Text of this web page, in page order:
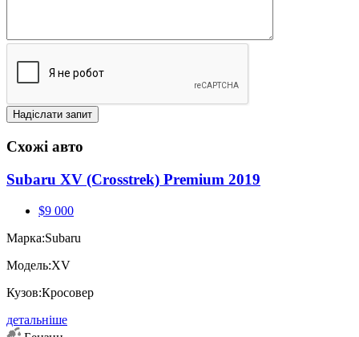
Схожі авто
Subaru XV (Crosstrek) Premium 2019
$9 000
Марка:Subaru
Модель:XV
Кузов:Кросовер
детальніше